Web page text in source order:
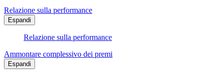
Relazione sulla performance
Espandi
Relazione sulla performance
Ammontare complessivo dei premi
Espandi